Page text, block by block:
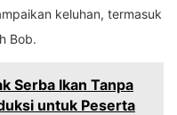
keluhan, termasuk
Bob.
Serba Ikan Tanpa
untuk Peserta